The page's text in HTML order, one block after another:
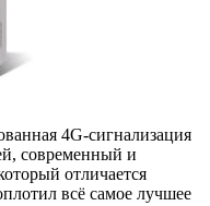
4G-сигнализация
современный и
отличается
всё самое лучшее